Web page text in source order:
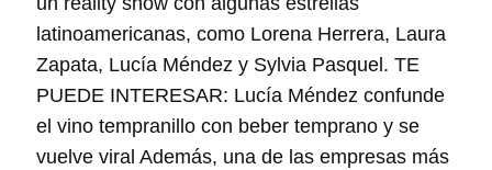
latinoamericanas, como Lorena Herrera, Laura
Zapata, Lucía Méndez y Sylvia Pasquel. TE
PUEDE INTERESAR: Lucía Méndez confunde
el vino tempranillo con beber temprano y se
vuelve viral Además, una de las empresas más